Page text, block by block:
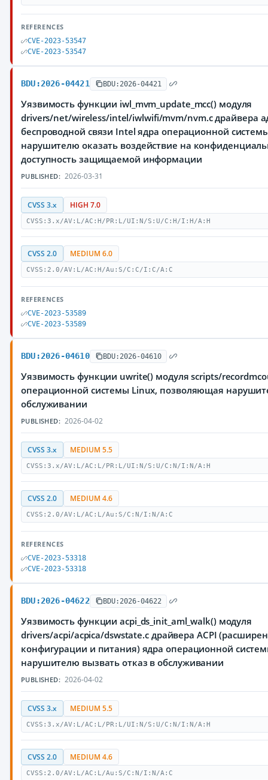
REFERENCES
CVE-2023-53547
CVE-2023-53547
BDU:2026-04421 BDU:2026-04421
Уязвимость функции iwl_mvm_update_mcc() модуля
drivers/net/wireless/intel/iwlwifi/mvm/nvm.c драйвера
беспроводной связи Intel ядра операционной
нарушителю оказать воздействие на
доступность защищаемой информации
PUBLISHED: 2026-03-31
CVSS 3.x HIGH 7.0
CVSS:3.x/AV:L/AC:H/PR:L/UI:N/S:U/C:H/I:H/A:H
CVSS 2.0 MEDIUM 6.0
CVSS:2.0/AV:L/AC:H/Au:S/C:C/I:C/A:C
REFERENCES
CVE-2023-53589
CVE-2023-53589
BDU:2026-04610 BDU:2026-04610
Уязвимость функции uwrite() модуля scripts/
операционной системы Linux, позволяющая
обслуживании
PUBLISHED: 2026-04-02
CVSS 3.x MEDIUM 5.5
CVSS:3.x/AV:L/AC:L/PR:L/UI:N/S:U/C:N/I:N/A:H
CVSS 2.0 MEDIUM 4.6
CVSS:2.0/AV:L/AC:L/Au:S/C:N/I:N/A:C
REFERENCES
CVE-2023-53318
CVE-2023-53318
BDU:2026-04622 BDU:2026-04622
Уязвимость функции acpi_ds_init_aml_walk() модуля
drivers/acpi/acpica/dswstate.c драйвера ACPI
конфигурации и питания) ядра операционной
нарушителю вызвать отказ в обслуживании
PUBLISHED: 2026-04-02
CVSS 3.x MEDIUM 5.5
CVSS:3.x/AV:L/AC:L/PR:L/UI:N/S:U/C:N/I:N/A:H
CVSS 2.0 MEDIUM 4.6
CVSS:2.0/AV:L/AC:L/Au:S/C:N/I:N/A:C